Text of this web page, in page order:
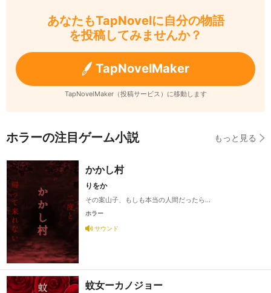
あなたもTapNovelに自分の物語
を投稿してみませんか？
TapNovelMaker
TapNovelMaker（投稿サービス）に移動します
ホラーの注目ゲーム小説 もっと見る
かかし村
りをか
その案山子、もしも本当の人間だったら…
ホラー
サウンド
蚊女ーカノジョー